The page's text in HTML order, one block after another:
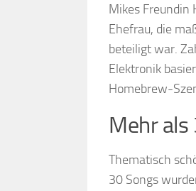
Mikes Freundin
Ehefrau, die
beteiligt war.
Elektronik
Homebrew-
Mehr als
Thematisch
30 Songs